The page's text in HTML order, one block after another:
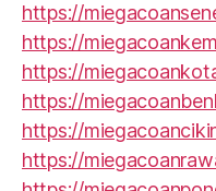
https://
https://
https://
https://
https://
https://